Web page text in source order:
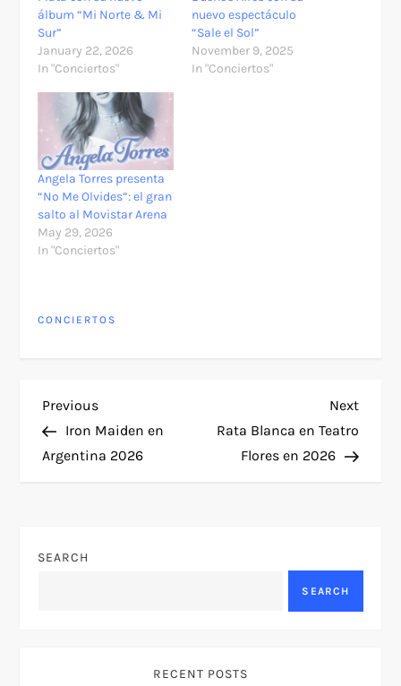
álbum “Mi Norte & Mi
Sur”
January 22, 2026
In "Conciertos"
nuevo espectáculo
“Sale el Sol”
November 9, 2025
In "Conciertos"
Angela Torres presenta
“No Me Olvides”: el gran
salto al Movistar Arena
May 29, 2026
In "Conciertos"
CONCIERTOS
P
o
Previous
Post
Previous
Iron Maiden en
Argentina 2026
Next
Post
Next
Rata Blanca en Teatro
Flores en 2026
SEARCH
SEARCH
RECENT POSTS